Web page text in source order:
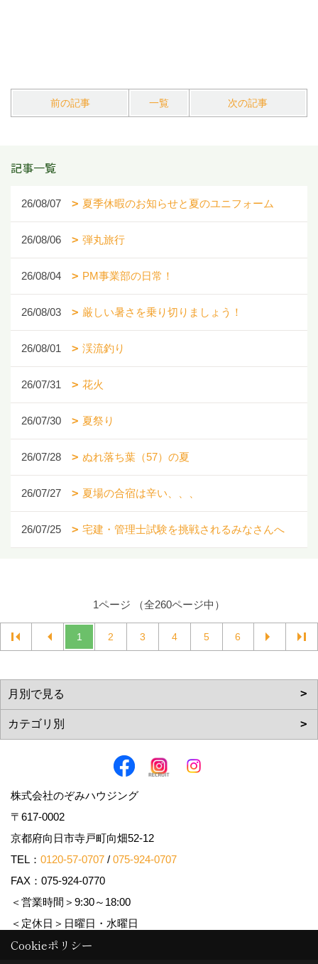
前の記事 一覧 次の記事
記事一覧
26/08/07 夏季休暇のお知らせと夏のユニフォーム
26/08/06 弾丸旅行
26/08/04 PM事業部の日常！
26/08/03 厳しい暑さを乗り切りましょう！
26/08/01 渓流釣り
26/07/31 花火
26/07/30 夏祭り
26/07/28 ぬれ落ち葉（57）の夏
26/07/27 夏場の合宿は辛い、、、
26/07/25 宅建・管理士試験を挑戦されるみなさんへ
1ページ （全260ページ中）
1 2 3 4 5 6
株式会社のぞみハウジング
〒617-0002
京都府向日市寺戸町向畑52-12
TEL： 0120-57-0707 / 075-924-0707
FAX：075-924-0770
＜営業時間＞9:30～18:00
＜定休日＞日曜日・水曜日
Cookieポリシー